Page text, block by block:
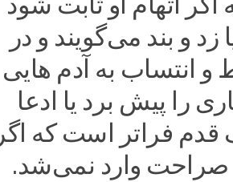
و بند می‌گویند و در
انتساب به آدم هایی
را پیش برد یا ادعا
فراتر است که اگر
صراحت وارد نمی‌شد.